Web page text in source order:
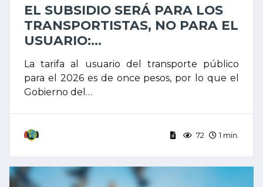
EL SUBSIDIO SERÁ PARA LOS
TRANSPORTISTAS, NO PARA EL
USUARIO:...
La tarifa al usuario del transporte público
para el 2026 es de once pesos, por lo que el
Gobierno del…
72 1 min.